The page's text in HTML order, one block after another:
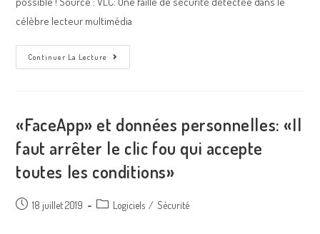
célèbre lecteur multimédia
Continuer La Lecture
«FaceApp» et données personnelles: «Il
faut arrêter le clic fou qui accepte
toutes les conditions»
18 juillet 2019 Logiciels / Sécurité